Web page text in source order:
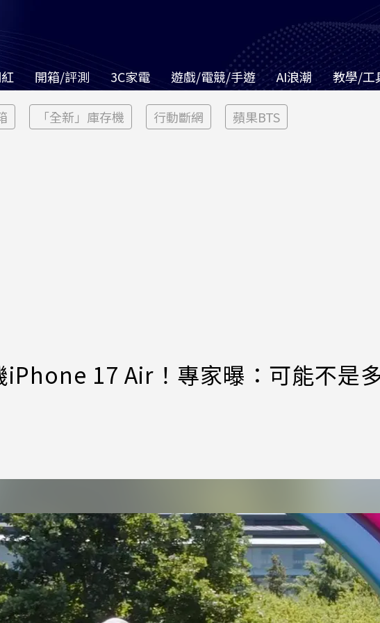
開箱/評測 3C家電 遊戲/電競/手遊 AI浪潮 教學/工
「全新」庫存機 行動斷網 蘋果BTS
iPhone 17 Air！專家曝：可能不是